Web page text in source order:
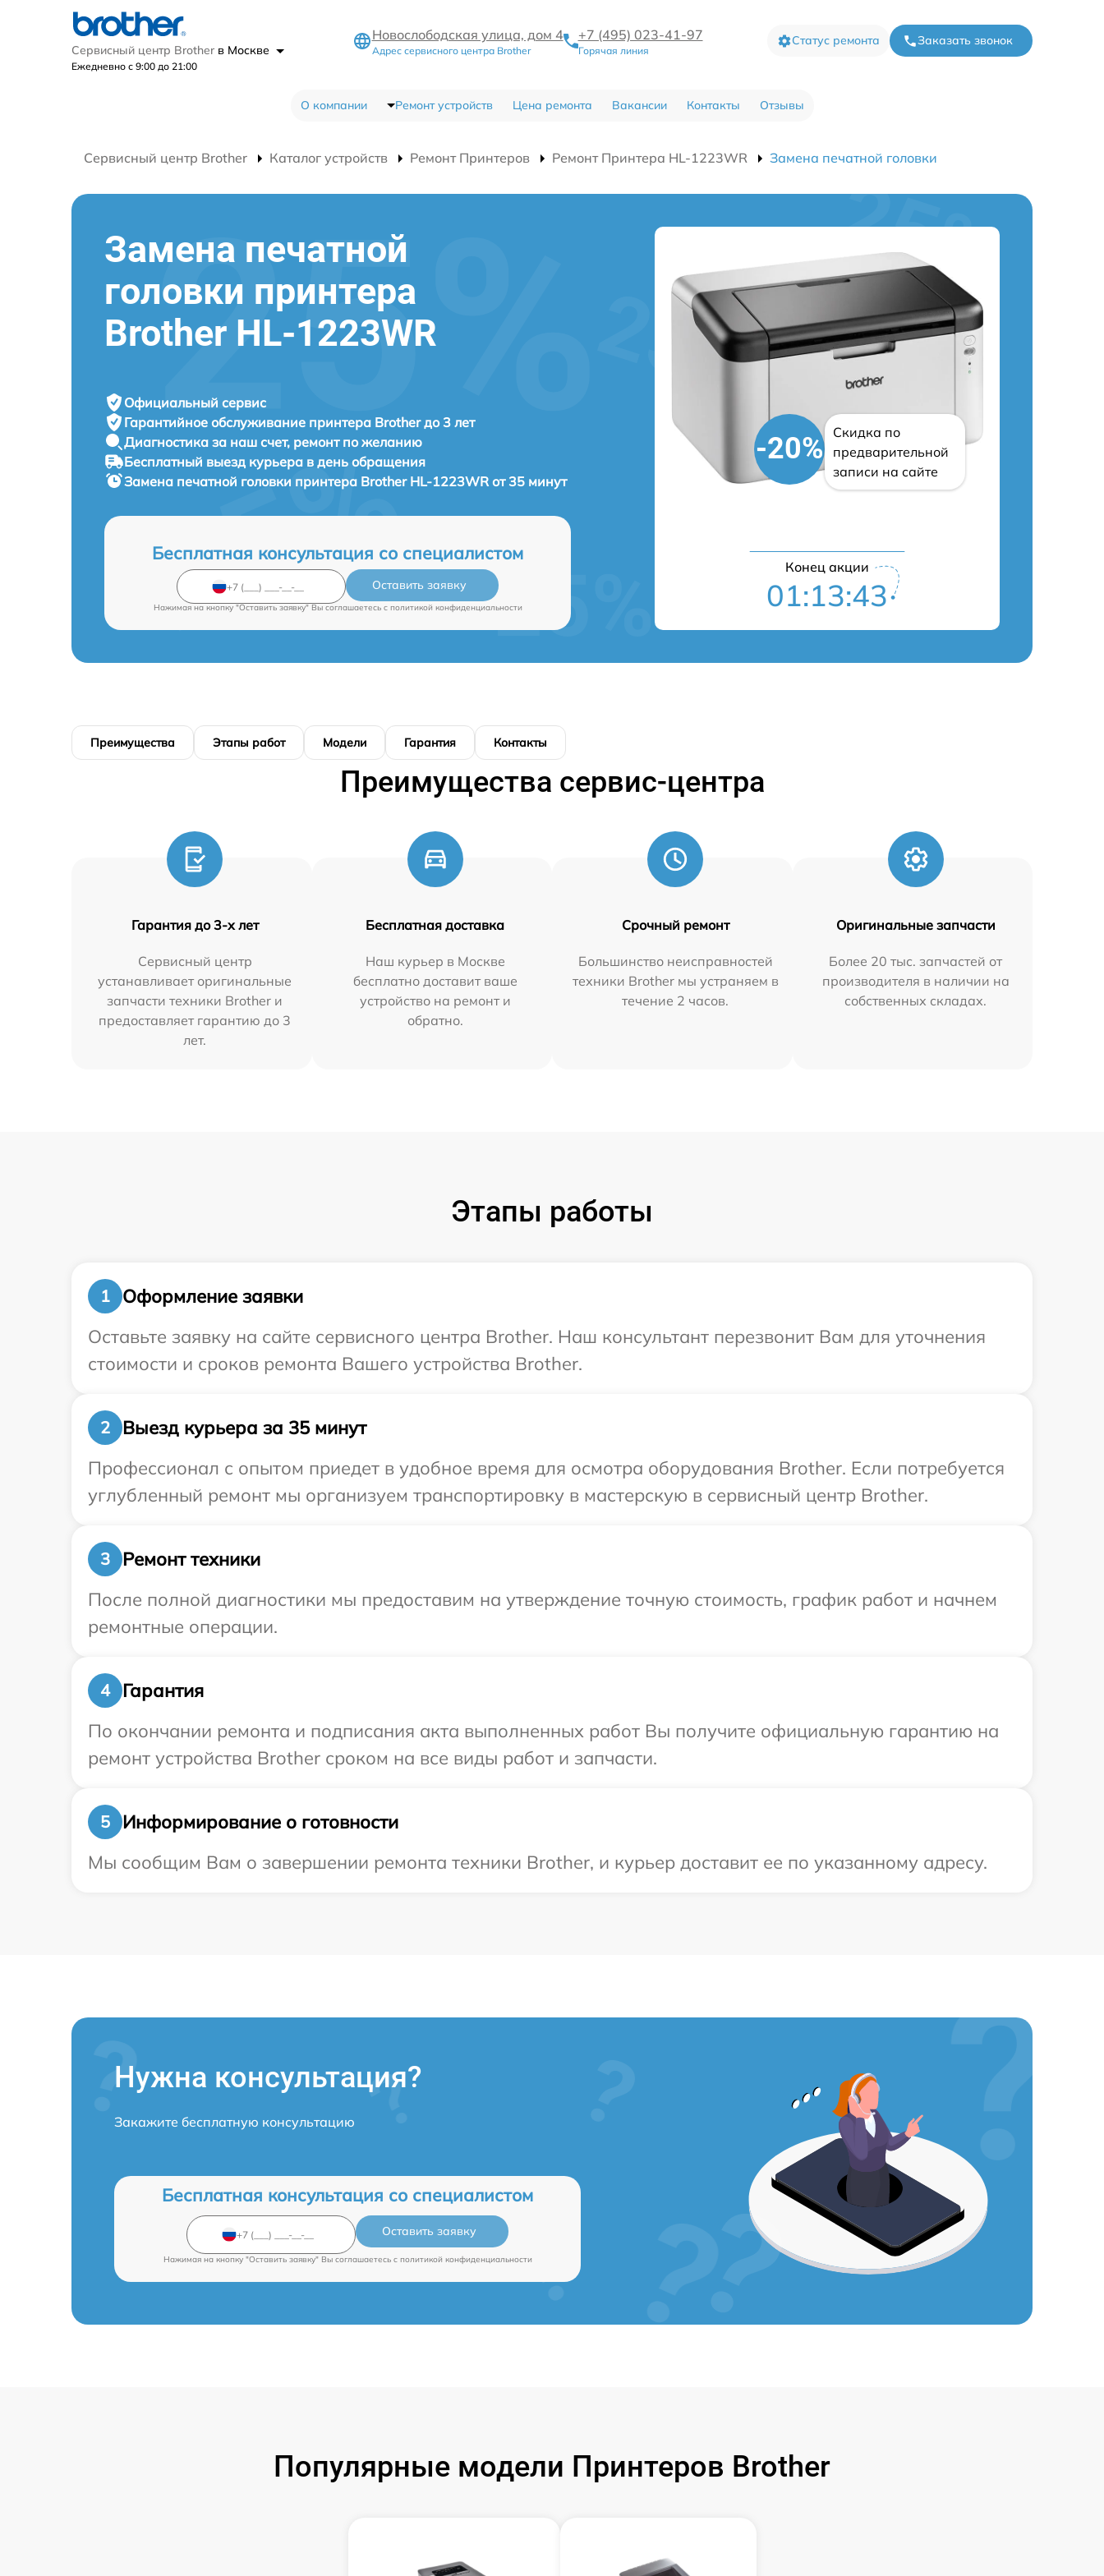
Сервисный центр Brother в Москве
Ежедневно с 9:00 до 21:00
Новослободская улица, дом 4
Адрес сервисного центра Brother
+7 (495) 023-41-97
Горячая линия
Статус ремонта Заказать звонок
О компании Ремонт устройств Цена ремонта Вакансии Контакты Отзывы
Сервисный центр Brother Каталог устройств Ремонт Принтеров Ремонт Принтера HL-1223WR Замена печатной головки
Замена печатной
головки принтера
Brother HL-1223WR
Официальный сервис
Гарантийное обслуживание принтера Brother до 3 лет
Диагностика за наш счет, ремонт по желанию
Бесплатный выезд курьера в день обращения
Замена печатной головки принтера Brother HL-1223WR от 35 минут
Бесплатная консультация со специалистом
Оставить заявку
Нажимая на кнопку "Оставить заявку" Вы соглашаетесь c политикой конфиденциальности
-20%
Скидка по
предварительной
записи на сайте
Конец акции
01:13:43
Преимущества Этапы работ Модели Гарантия Контакты
Преимущества сервис-центра
Гарантия до 3-х лет
Сервисный центр
устанавливает оригинальные
запчасти техники Brother и
предоставляет гарантию до 3
лет.
Бесплатная доставка
Наш курьер в Москве
бесплатно доставит ваше
устройство на ремонт и
обратно.
Срочный ремонт
Большинство неисправностей
техники Brother мы устраняем в
течение 2 часов.
Оригинальные запчасти
Более 20 тыс. запчастей от
производителя в наличии на
собственных складах.
Этапы работы
1
Оформление заявки
Оставьте заявку на сайте сервисного центра Brother. Наш консультант перезвонит Вам для уточнения
стоимости и сроков ремонта Вашего устройства Brother.
2
Выезд курьера за 35 минут
Профессионал с опытом приедет в удобное время для осмотра оборудования Brother. Если потребуется
углубленный ремонт мы организуем транспортировку в мастерскую в сервисный центр Brother.
3
Ремонт техники
После полной диагностики мы предоставим на утверждение точную стоимость, график работ и начнем
ремонтные операции.
4
Гарантия
По окончании ремонта и подписания акта выполненных работ Вы получите официальную гарантию на
ремонт устройства Brother сроком на все виды работ и запчасти.
5
Информирование о готовности
Мы сообщим Вам о завершении ремонта техники Brother, и курьер доставит ее по указанному адресу.
Нужна консультация?
Закажите бесплатную консультацию
Бесплатная консультация со специалистом
Оставить заявку
Нажимая на кнопку "Оставить заявку" Вы соглашаетесь c политикой конфиденциальности
Популярные модели Принтеров Brother